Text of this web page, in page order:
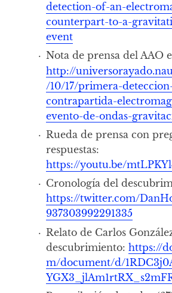
detection-of-an-
counterpart-to-a-
event
Nota de prensa del AAO
http://
/10/17/primera-
contrapartida-
evento-de-ondas-
Rueda de prensa con
respuestas:
https://youtu.be/
Cronología del
https://twitter.com/
937303992291335
Relato de Carlos
descubrimiento: https://
m/document/d/